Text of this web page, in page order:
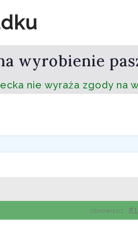
wyrobienie
nie wyraża zgody na
ODPOWIEDZ